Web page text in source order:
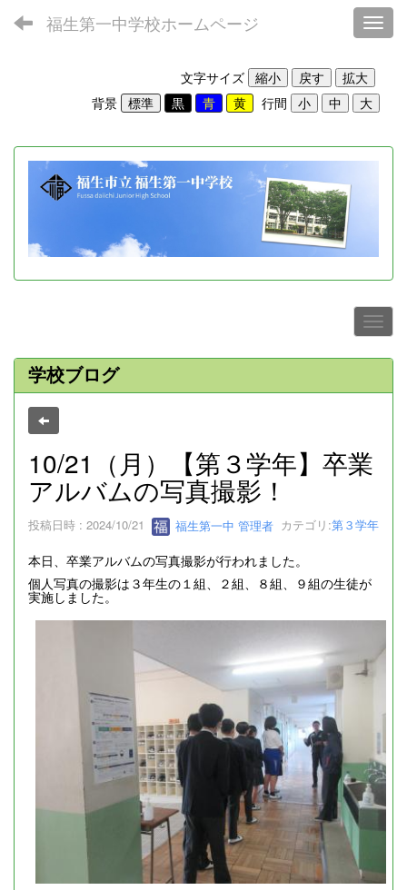
福生第一中学校ホームページ
文字サイズ
背景
行間
学校ブログ
10/21（月）【第３学年】卒業
アルバムの写真撮影！
投稿日時 : 2024/10/21 福生第一中 管理者 カテゴリ:第３学年
本日、卒業アルバムの写真撮影が行われました。
個人写真の撮影は３年生の１組、２組、８組、９組の生徒が
実施しました。